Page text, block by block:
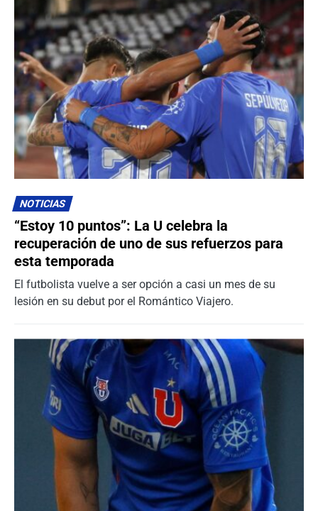
NOTICIAS
“Estoy 10 puntos”: La U celebra la
recuperación de uno de sus refuerzos para
esta temporada
El futbolista vuelve a ser opción a casi un mes de su
lesión en su debut por el Romántico Viajero.